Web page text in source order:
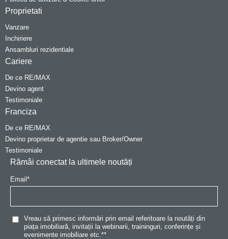
Proprietati
Vanzare
Inchiriere
Ansambluri rezidentiale
Cariere
De ce RE/MAX
Devino agent
Testimoniale
Franciza
De ce RE/MAX
Devino proprietar de agentie sau Broker/Owner
Testimoniale
Rămâi conectat la ultimele noutăți
Email *
Vreau să primesc informări prin email referitoare la noutăți din
piața imobiliară, invitații la webinarii, traininguri, conferințe și
evenimente imobiliare etc.**